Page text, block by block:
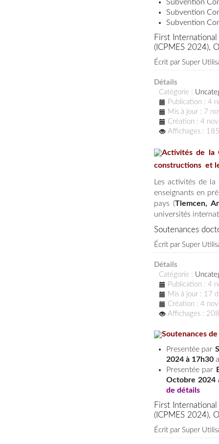
Subvention
Subvention
Subvention
First
(ICPMES 2024),
Écrit par Super
Détails
Catégorie :
Publication : 4
Mis à jour : 7
Création : 4
Affichages :
Activités de la
constructions et
Les activités de
enseignants en
pays (Tlemcen,
universités
Soutenances
Écrit par Super
Détails
Catégorie :
Publication : 4
Mis à jour : 17
Création : 4
Affichages :
Soutenances
Presentée par
2024 à 17h30
Presentée par
Octobre 2024
de détails
First
(ICPMES 2024),
Écrit par Super